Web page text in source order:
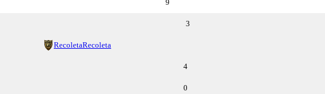
9
3
RecoletaRecoleta
4
0